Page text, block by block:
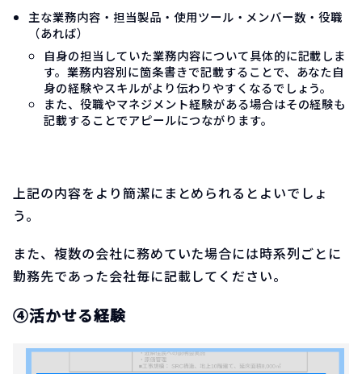
主な業務内容・担当製品・使用ツール・メンバー数・役職
（あれば）
自身の担当していた業務内容について具体的に記載しま
す。業務内容別に箇条書きで記載することで、あなた自
身の経験やスキルがより伝わりやすくなるでしょう。
また、役職やマネジメント経験がある場合はその経験も
記載することでアピールにつながります。
上記の内容をより簡潔にまとめられるとよいでしょ
う。
また、複数の会社に務めていた場合には時系列ごとに
勤務先であった会社毎に記載してください。
④活かせる経験